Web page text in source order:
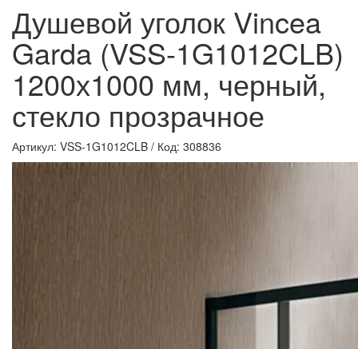
Душевой уголок Vincea
Garda (VSS-1G1012CLB)
1200х1000 мм, черный,
стекло прозрачное
Артикул: VSS-1G1012CLB / Код: 308836